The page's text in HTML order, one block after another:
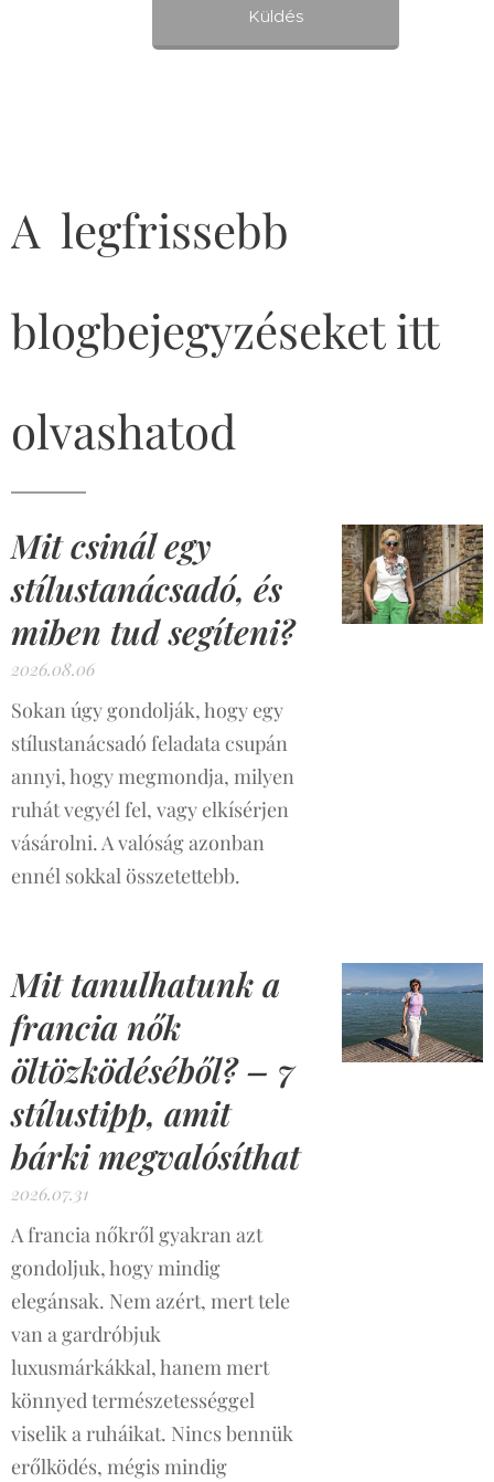
Küldés
A legfrissebb
blogbejegyzéseket itt
olvashatod
Mit csinál egy
stílustanácsadó, és
miben tud segíteni?
2026.08.06
Sokan úgy gondolják, hogy egy
stílustanácsadó feladata csupán
annyi, hogy megmondja, milyen
ruhát vegyél fel, vagy elkísérjen
vásárolni. A valóság azonban
ennél sokkal összetettebb.
Mit tanulhatunk a
francia nők
öltözködéséből? – 7
stílustipp, amit
bárki megvalósíthat
2026.07.31
A francia nőkről gyakran azt
gondoljuk, hogy mindig
elegánsak. Nem azért, mert tele
van a gardróbjuk
luxusmárkákkal, hanem mert
könnyed természetességgel
viselik a ruháikat. Nincs bennük
erőlködés, mégis mindig